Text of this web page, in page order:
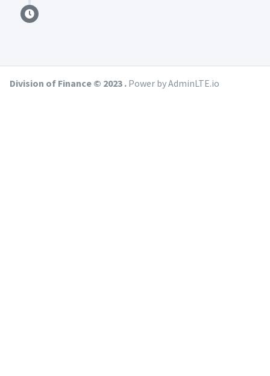
Division of Finance © 2023 . Power by AdminLTE.io